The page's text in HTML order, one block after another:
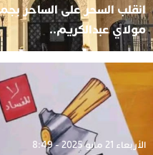
انقلب السحر على الساحر
مولاي عبدالكريم..
الأربعاء 21 مايو 2025 - 8:49